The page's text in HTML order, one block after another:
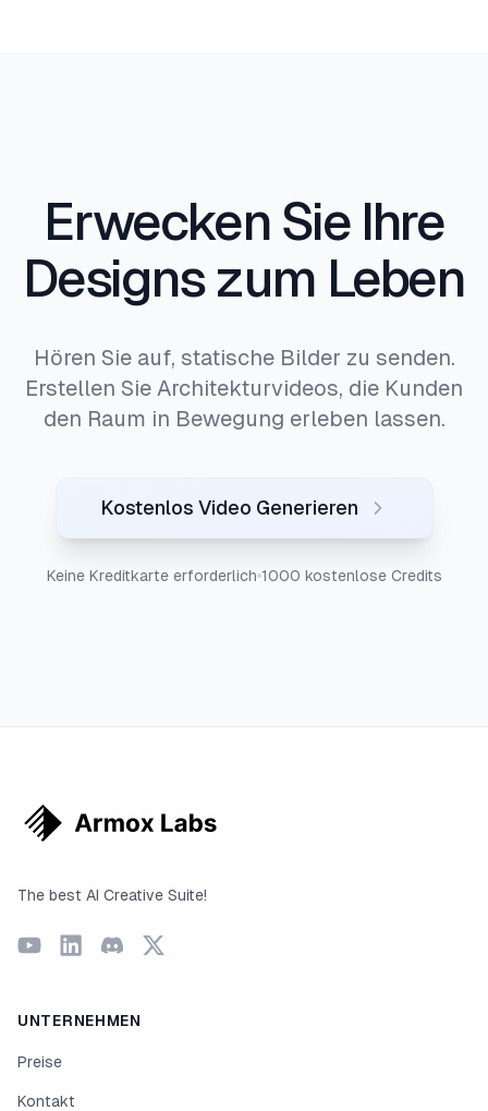
Erwecken Sie Ihre
Designs zum Leben
Hören Sie auf, statische Bilder zu senden.
Erstellen Sie Architekturvideos, die Kunden
den Raum in Bewegung erleben lassen.
Kostenlos Video Generieren
Keine Kreditkarte erforderlich 1000 kostenlose Credits
The best AI Creative Suite!
UNTERNEHMEN
Preise
Kontakt